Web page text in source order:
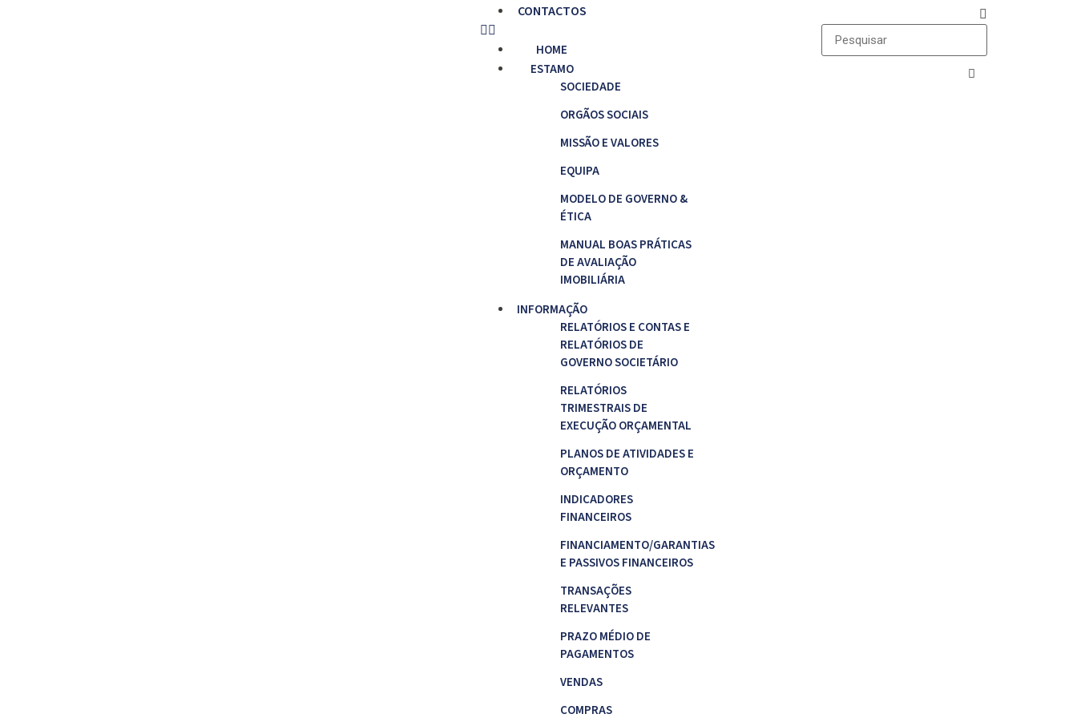
CONTACTOS
HOME
ESTAMO
SOCIEDADE
ORGÃOS SOCIAIS
MISSÃO E VALORES
EQUIPA
MODELO DE GOVERNO &
ÉTICA
MANUAL BOAS PRÁTICAS
DE AVALIAÇÃO
IMOBILIÁRIA
INFORMAÇÃO
RELATÓRIOS E CONTAS E
RELATÓRIOS DE
GOVERNO SOCIETÁRIO
RELATÓRIOS
TRIMESTRAIS DE
EXECUÇÃO ORÇAMENTAL
PLANOS DE ATIVIDADES E
ORÇAMENTO
INDICADORES
FINANCEIROS
FINANCIAMENTO/GARANTIAS
E PASSIVOS FINANCEIROS
TRANSAÇÕES
RELEVANTES
PRAZO MÉDIO DE
PAGAMENTOS
VENDAS
COMPRAS